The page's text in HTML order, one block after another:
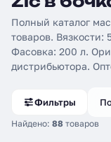
Полный каталог
товаров. Вязкости:
Фасовка: 200 л.
дистрибьютора.
Фильтры
Найдено: 88 товаров